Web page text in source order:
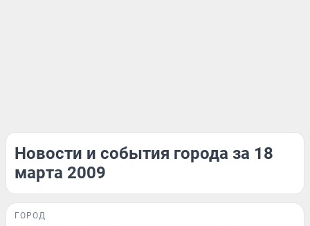
Новости и события города за 18
марта 2009
ГОРОД